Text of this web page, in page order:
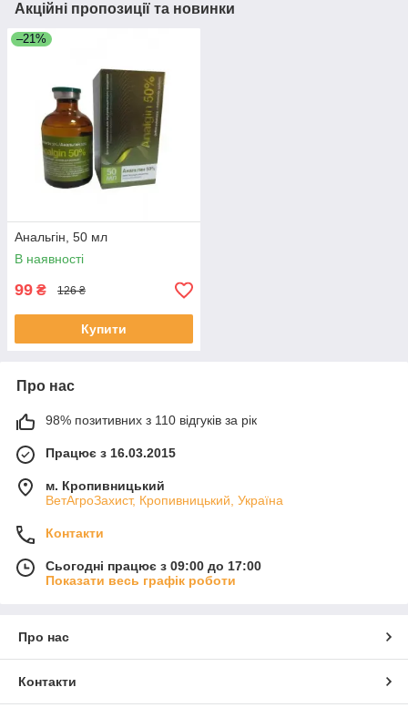
Акційні пропозиції та новинки
–21%
Анальгін, 50 мл
В наявності
99 ₴ 126 ₴
Купити
Про нас
98% позитивних з 110 відгуків за рік
Працює з 16.03.2015
м. Кропивницький
ВетАгроЗахист, Кропивницький, Україна
Контакти
Сьогодні працює з 09:00 до 17:00
Показати весь графік роботи
Про нас
Контакти